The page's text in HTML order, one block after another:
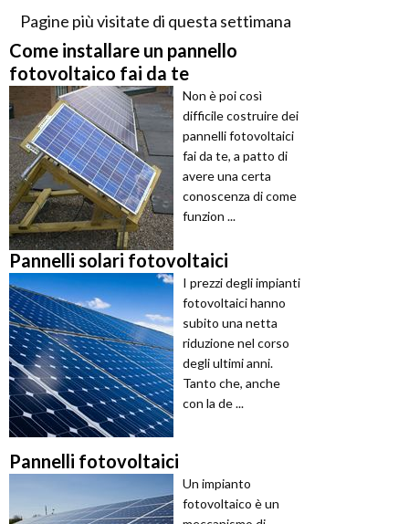
Pagine più visitate di questa settimana
Come installare un pannello
fotovoltaico fai da te
Non è poi così
difficile costruire dei
pannelli fotovoltaici
fai da te, a patto di
avere una certa
conoscenza di come
funzion ...
Pannelli solari fotovoltaici
I prezzi degli impianti
fotovoltaici hanno
subito una netta
riduzione nel corso
degli ultimi anni.
Tanto che, anche
con la de ...
Pannelli fotovoltaici
Un impianto
fotovoltaico è un